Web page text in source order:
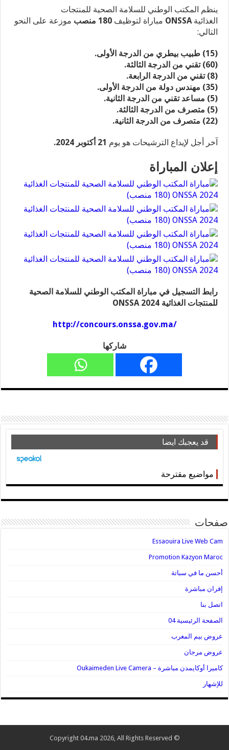
ينظم المكتب الوطني للسلامة الصحية للمنتجات
الغذائيةONSSA مباراة لتوظيف180 منصب
موزعة على النحو
التالي:
(15) طبيب بيطري من الدرجة الأولى.
(60) تقني من الدرجة الثالثة.
(8) تقني من الدرجة الرابعة.
(35) مهندس دولة من الدرجة الأولى.
(5) مساعد تقني من الدرجة الثانية.
(5) متصرف من الدرجة الثالثة.
(22) متصرف من الدرجة الثانية.
آخر أجل لإيداع الترشيحات هو يوم 21 أكتوبر 2024.
إعلان المباراة
رابط التسجيل في مباراة المكتب الوطني للسلامة الصحية
للمنتجات الغذائية 2024 ONSSA
http://concours.onssa.gov.ma/
شاركها
قد يعجبك ايضا
مواضيع مقترحة
صفحات
Essaouira Live Web Cam
Promotion Kazyon Maroc
أحسن ما في سباتة
إفران مباشرة
اتصل بنا
الصفحة الرئيسية 04
عروض بيم المغرب
عروض مرجان
كاميرا أوكايمدن مباشرة – Oukaimeden Live Camera
للإشهار
© Copyright 04.ma 2026, All Rights Reserved